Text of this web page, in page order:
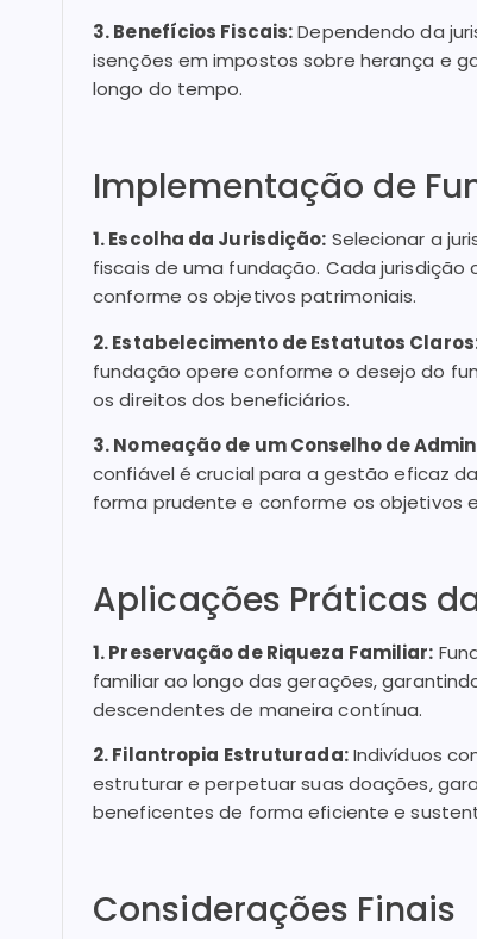
3. Benefícios Fiscais:Dependendo da
isenções em impostos sobre herança e
longo do tempo.
Implementação de
1. Escolha da Jurisdição: Selecionar a
fiscais de uma fundação. Cada
conforme os objetivos patrimoniais.
2. Estabelecimento de Estatutos
fundação opere conforme o desejo do
os direitos dos beneficiários.
3. Nomeação de um Conselho de
confiável é crucial para a gestão eficaz
forma prudente e conforme os objetivos
Aplicações Práticas
1. Preservação de Riqueza Familiar:
familiar ao longo das gerações,
descendentes de maneira contínua.
2. Filantropia Estruturada:Indivíduos
estruturar e perpetuar suas doações,
beneficentes de forma eficiente e
Considerações Finais